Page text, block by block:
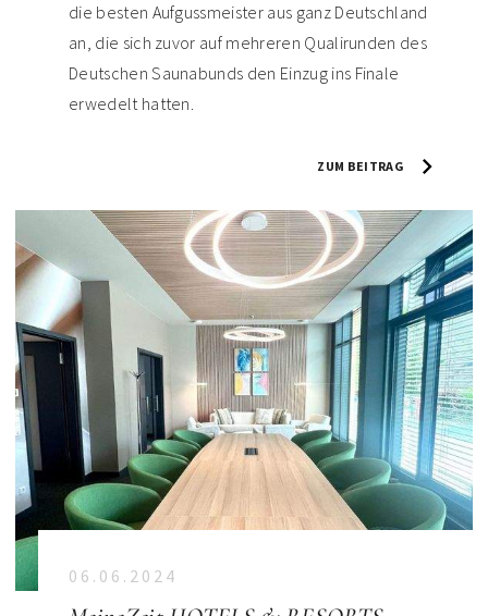
die besten Aufgussmeister aus ganz Deutschland
an, die sich zuvor auf mehreren Qualirunden des
Deutschen Saunabunds den Einzug ins Finale
erwedelt hatten.
ZUM BEITRAG
06.06.2024